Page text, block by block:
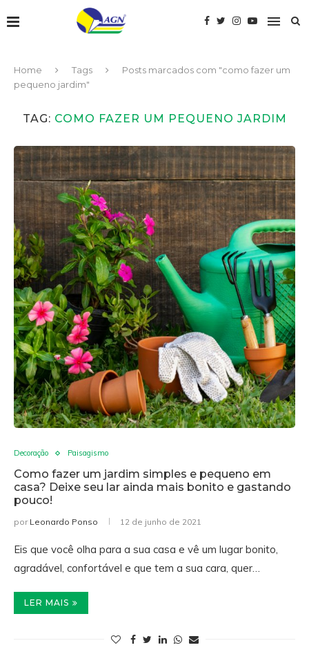
Home Tags
Posts marcados com "como fazer um
pequeno jardim"
TAG: COMO FAZER UM PEQUENO JARDIM
Decoração Paisagismo
Como fazer um jardim simples e pequeno em
casa? Deixe seu lar ainda mais bonito e gastando
pouco!
por Leonardo Ponso 12 de junho de 2021
Eis que você olha para a sua casa e vê um lugar bonito,
agradável, confortável e que tem a sua cara, quer…
LER MAIS